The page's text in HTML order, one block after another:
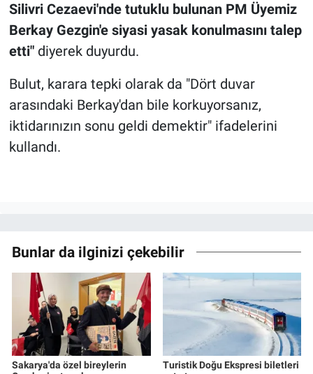
Silivri Cezaevi'nde tutuklu bulunan PM Üyemiz
Berkay Gezgin'e siyasi yasak konulmasını talep
etti"diyerek duyurdu.
Bulut, karara tepki olarak da "Dört duvar
arasındaki Berkay'dan bile korkuyorsanız,
iktidarınızın sonu geldi demektir" ifadelerini
kullandı.
Bunlar da ilginizi çekebilir
Sakarya'da özel bireylerin
Turistik Doğu Ekspresi biletleri